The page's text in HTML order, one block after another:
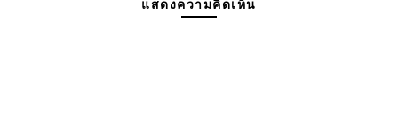
แสดงความคิดเห็น